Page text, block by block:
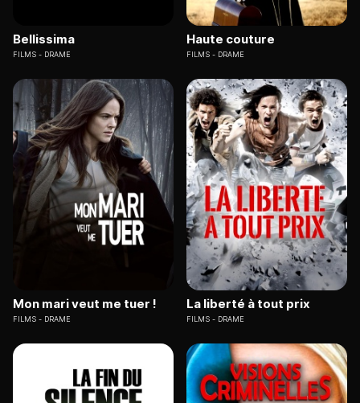
Bellissima
FILMS DRAME
Haute couture
FILMS DRAME
Mon mari veut me tuer !
FILMS DRAME
La liberté à tout prix
FILMS DRAME